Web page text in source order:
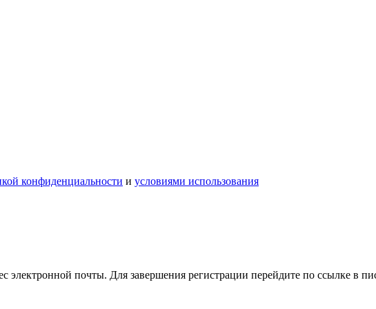
конфиденциальности и условиями использования
электронной почты. Для завершения регистрации перейдите по ссылке в